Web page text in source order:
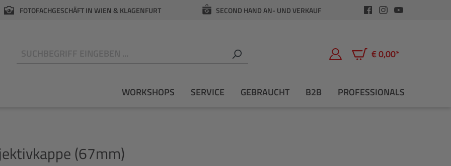
FOTOFACHGESCHÄFT IN WIEN & KLAGENFURT SECOND HAND AN- UND VERKAUF
€ 0,00*
Warenkorb enthält 0
WORKSHOPS SERVICE GEBRAUCHT B2B PROFESSIONALS
(67mm)